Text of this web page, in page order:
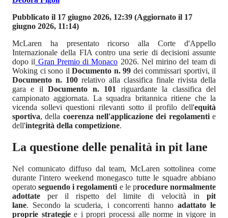
Pubblicato il 17 giugno 2026, 12:39 (Aggiornato il 17
giugno 2026, 11:14)
McLaren ha presentato ricorso alla Corte d'Appello
Internazionale della FIA contro una serie di decisioni assunte
dopo il Gran Premio di Monaco 2026. Nel mirino del team di
Woking ci sono il Documento n. 99 dei commissari sportivi, il
Documento n. 100 relativo alla classifica finale rivista della
gara e ilDocumento n. 101
riguardante la classifica del
campionato aggiornata. La squadra britannica ritiene che la
vicenda sollevi questioni rilevanti sotto il profilo dell'equità
sportiva, della coerenza nell'applicazione dei regolamentie
dell'integrità della competizione.
La questione delle penalità in pit lane
Nel comunicato diffuso dal team, McLaren sottolinea come
durante l'intero weekend monegasco tutte le squadre abbiano
operatoseguendo i regolamenti e le procedure normalmente
adottate per il rispetto del limite di velocità in pit
lane. Secondo la scuderia, i concorrenti hanno adattato le
proprie strategiee i propri processi alle norme in vigore in